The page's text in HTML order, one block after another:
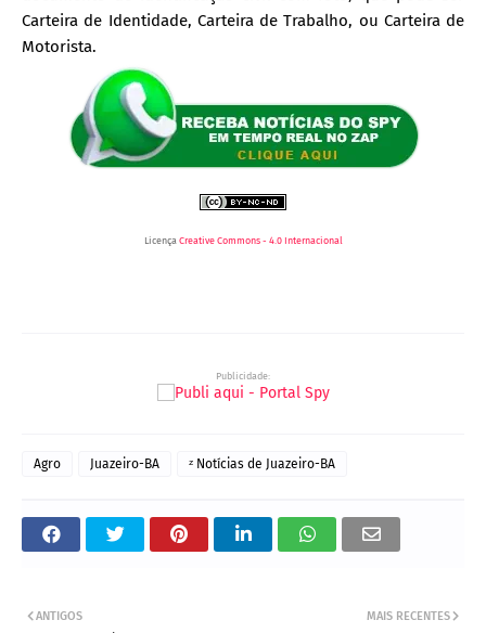
Carteira de Identidade, Carteira de Trabalho, ou Carteira de
Motorista.
Licença Creative Commons - 4.0 Internacional
Publicidade:
Agro Juazeiro-BA ᶻ Notícias de Juazeiro-BA
MAIS RECENTES
ANTIGOS